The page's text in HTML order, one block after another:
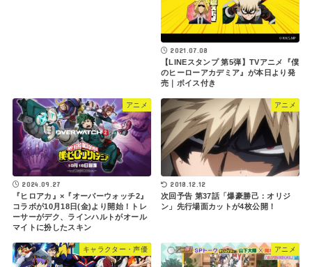
2021.07.08
【LINEスタンプ 第5弾】TVアニメ『僕
のヒーローアカデミア』が本日より発
売｜ボイス付き
アニメ
2024.09.27
『ヒロアカ』×『オーバーウォッチ2』
コラボが10月18日(金)より開始！トレ
ーサーがデク、ラインハルトがオール
マイトに扮したスキン
アニメ
2018.12.12
次回予告 第37話「爆豪勝己：オリジ
ン」先行場面カットが4枚公開！
キャラクター・声優 アニメ